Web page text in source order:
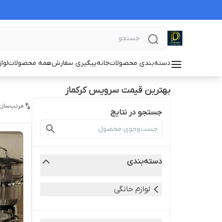
دسته‌بندی محصولاتخانهپیگیری سفارشهمه محصولات
بهترین قیمت سرویس کرکماز
جستجو در نتایج
دسته‌بندی
لوازم خانگی